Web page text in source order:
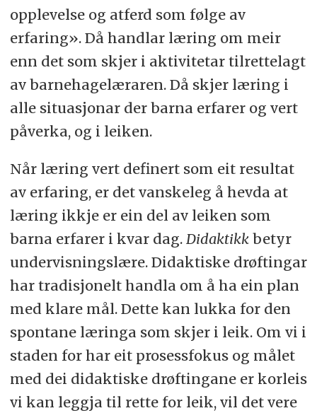
opplevelse og atferd som følge av
erfaring». Då handlar læring om meir
enn det som skjer i aktivitetar tilrettelagt
av barnehagelæraren. Då skjer læring i
alle situasjonar der barna erfarer og vert
påverka, og i leiken.
Når læring vert definert som eit resultat
av erfaring, er det vanskeleg å hevda at
læring ikkje er ein del av leiken som
barna erfarer i kvar dag. Didaktikkbetyr
undervisningslære. Didaktiske drøftingar
har tradisjonelt handla om å ha ein plan
med klare mål. Dette kan lukka for den
spontane læringa som skjer i leik. Om vi i
staden for har eit prosessfokus og målet
med dei didaktiske drøftingane er korleis
vi kan leggja til rette for leik, vil det vere